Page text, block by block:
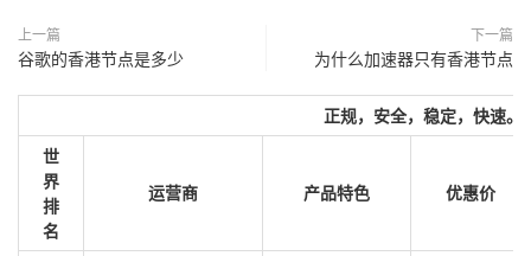
上一篇
谷歌的香港节点是多少
下一篇
为什么加速器只有香港节点
正规，安全，稳定，快速。
世
界
排
名
运营商 产品特色 优惠价